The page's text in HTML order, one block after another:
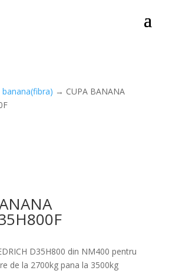
banana(fibra) → CUPA BANANA
D35H800 din NM400 pentru
de la 2700kg pana la 3500kg